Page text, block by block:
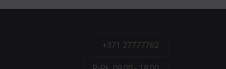
+371 27777762